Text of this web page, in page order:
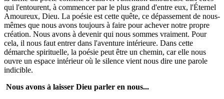
qui l'entourent, à commencer par le plus grand d'entre eux, l'Éternel
Amoureux, Dieu. La poésie est cette quête, ce dépassement de nous-
mêmes que nous avons toujours à faire pour achever notre propre
création. Nous avons à devenir qui nous sommes vraiment. Pour
cela, il nous faut entrer dans l'aventure intérieure. Dans cette
démarche spirituelle, la poésie peut être un chemin, car elle nous
ouvre un espace intérieur où le silence vient nous dire une parole
indicible.
Nous avons à laisser Dieu parler en nous...